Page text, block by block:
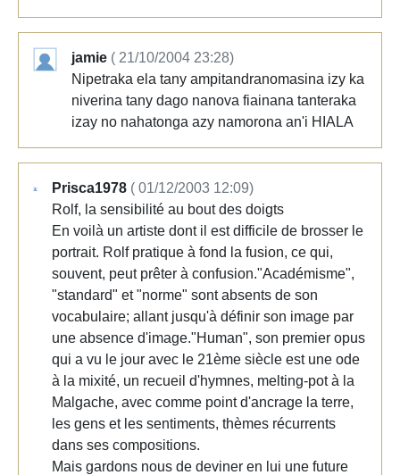
jamie ( 21/10/2004 23:28)
Nipetraka ela tany ampitandranomasina izy ka
niverina tany dago nanova fiainana tanteraka
izay no nahatonga azy namorona an'i HIALA
Prisca1978 ( 01/12/2003 12:09)
Rolf, la sensibilité au bout des doigts
En voilà un artiste dont il est difficile de brosser le
portrait. Rolf pratique à fond la fusion, ce qui,
souvent, peut prêter à confusion."Académisme",
"standard" et "norme" sont absents de son
vocabulaire; allant jusqu'à définir son image par
une absence d'image."Human", son premier opus
qui a vu le jour avec le 21ème siècle est une ode
à la mixité, un recueil d'hymnes, melting-pot à la
Malgache, avec comme point d'ancrage la terre,
les gens et les sentiments, thèmes récurrents
dans ses compositions.
Mais gardons nous de deviner en lui une future